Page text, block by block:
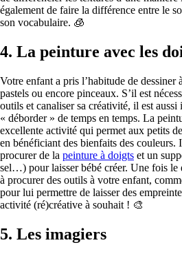
également de faire la différence entre le
son vocabulaire. 🧊
4. La peinture avec les
Votre enfant a pris l’habitude de dessiner
pastels ou encore pinceaux. S’il est
outils et canaliser sa créativité, il est aussi
« déborder » de temps en temps. La
excellente activité qui permet aux petits
en bénéficiant des bienfaits des
procurer de la peinture à doigts et un
sel…) pour laisser bébé créer. Une fois le
à procurer des outils à votre enfant,
pour lui permettre de laisser des
activité (ré)créative à souhait ! 🎨
5. Les imagiers